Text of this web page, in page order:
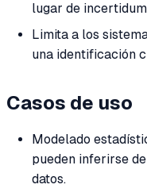
lugar de
Limita a los
una identificación
Casos de uso
Modelado
pueden inferirse
datos.